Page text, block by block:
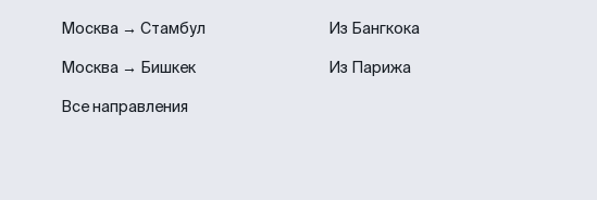
Москва → Стамбул
Москва → Бишкек
Все направления
Из Бангкока
Из Парижа